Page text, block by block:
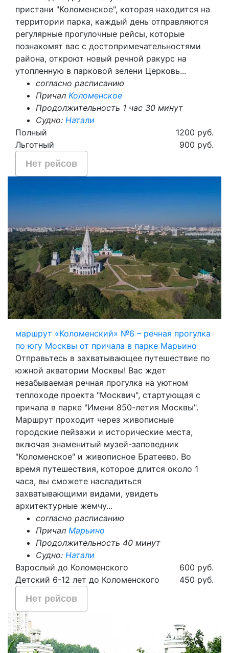
пристани "Коломенское", которая находится на
территории парка, каждый день отправляются
регулярные прогулочные рейсы, которые
познакомят вас с достопримечательностями
района, откроют новый речной ракурс на
утопленную в парковой зелени Церковь...
согласно расписанию
Причал Коломенское
Продолжительность 1 час 30 минут
Судно: Натали
Полный
1200 руб.
Льготный
900 руб.
Нет рейсов
маршрут «Коломенский» №6 – речная прогулка
по югу Москвы от причала в парке Марьино
Отправьтесь в захватывающее путешествие по
южной акватории Москвы! Вас ждет
незабываемая речная прогулка на уютном
теплоходе проекта "Москвич", стартующая с
причала в парке "Имени 850-летия Москвы".
Маршрут проходит через живописные
городские пейзажи и исторические места,
включая знаменитый музей-заповедник
"Коломенское" и живописное Братеево. Во
время путешествия, которое длится около 1
часа, вы сможете насладиться
захватывающими видами, увидеть
архитектурные жемчу...
согласно расписанию
Причал Марьино
Продолжительность 40 минут
Судно: Натали
Взрослый до Коломенского
600 руб.
Детский 6-12 лет до Коломенского
450 руб.
Нет рейсов